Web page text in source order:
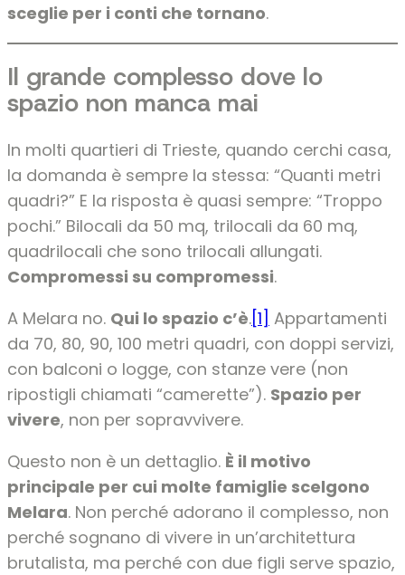
sceglie per i conti che tornano.
Il grande complesso dove lo
spazio non manca mai
In molti quartieri di Trieste, quando cerchi casa,
la domanda è sempre la stessa: “Quanti metri
quadri?” E la risposta è quasi sempre: “Troppo
pochi.” Bilocali da 50 mq, trilocali da 60 mq,
quadrilocali che sono trilocali allungati.
Compromessi su compromessi.
A Melara no. Qui lo spazio c’è.[1] Appartamenti
da 70, 80, 90, 100 metri quadri, con doppi servizi,
con balconi o logge, con stanze vere (non
ripostigli chiamati “camerette”). Spazio per
vivere, non per sopravvivere.
Questo non è un dettaglio. È il motivo
principale per cui molte famiglie scelgono
Melara. Non perché adorano il complesso, non
perché sognano di vivere in un’architettura
brutalista, ma perché con due figli serve spazio,